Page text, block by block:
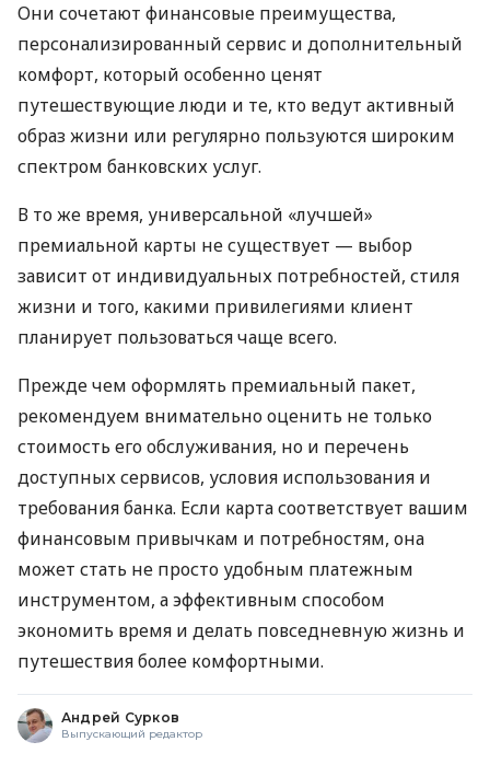
Они сочетают финансовые преимущества,
персонализированный сервис и дополнительный
комфорт, который особенно ценят
путешествующие люди и те, кто ведут активный
образ жизни или регулярно пользуются широким
спектром банковских услуг.
В то же время, универсальной «лучшей»
премиальной карты не существует — выбор
зависит от индивидуальных потребностей, стиля
жизни и того, какими привилегиями клиент
планирует пользоваться чаще всего.
Прежде чем оформлять премиальный пакет,
рекомендуем внимательно оценить не только
стоимость его обслуживания, но и перечень
доступных сервисов, условия использования и
требования банка. Если карта соответствует вашим
финансовым привычкам и потребностям, она
может стать не просто удобным платежным
инструментом, а эффективным способом
экономить время и делать повседневную жизнь и
путешествия более комфортными.
Андрей Сурков
Выпускающий редактор